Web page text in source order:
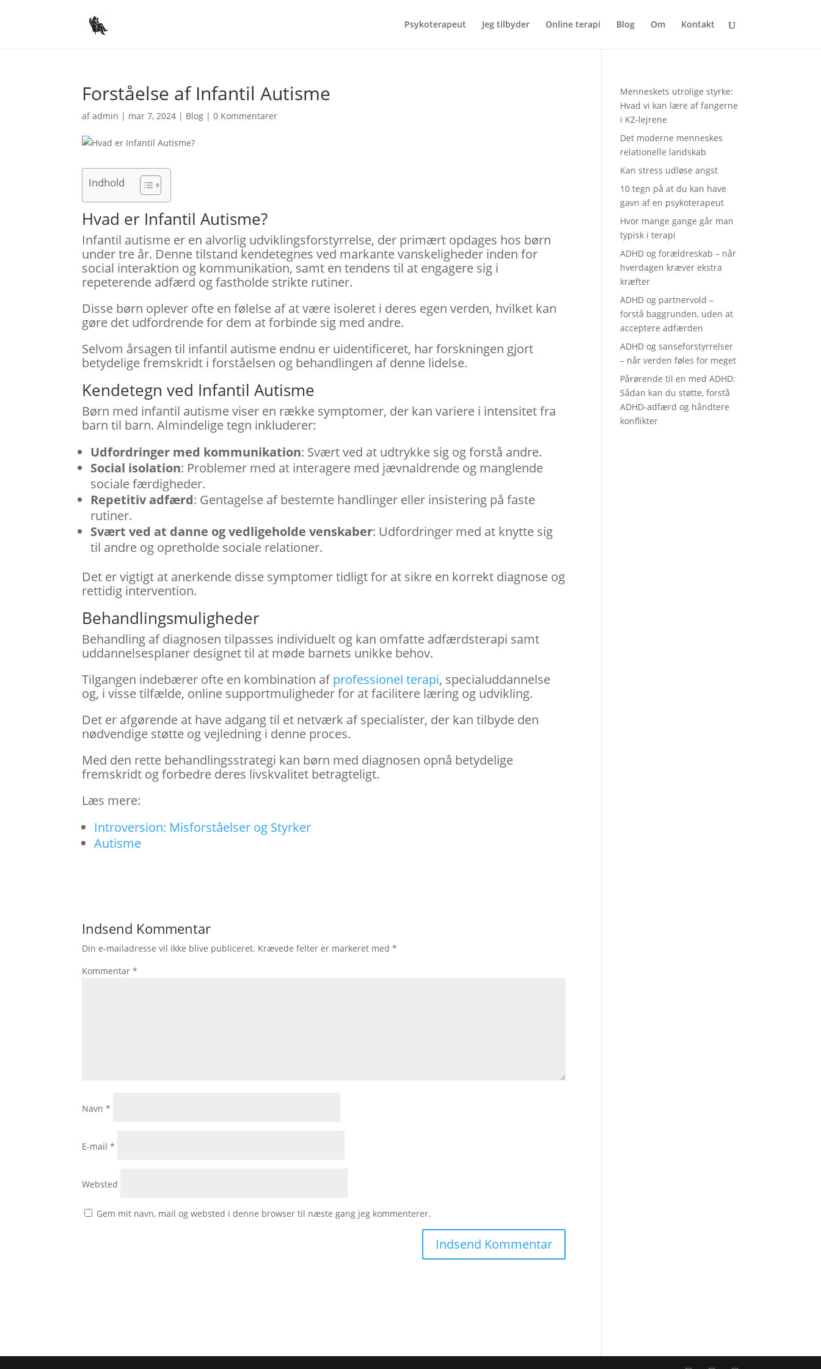
Psykoterapeut Jeg tilbyder Online terapi Blog Om Kontakt
Forståelse af Infantil Autisme
afadmin | mar 7, 2024 | Blog |0 Kommentarer
Indhold
Hvad er Infantil Autisme?
Infantil autisme er en alvorlig udviklingsforstyrrelse, der primært opdages hos børn
under tre år. Denne tilstand kendetegnes ved markante vanskeligheder inden for
social interaktion og kommunikation, samt en tendens til at engagere sig i
repeterende adfærd og fastholde strikte rutiner.
Disse børn oplever ofte en følelse af at være isoleret i deres egen verden, hvilket kan
gøre det udfordrende for dem at forbinde sig med andre.
Selvom årsagen til infantil autisme endnu er uidentificeret, har forskningen gjort
betydelige fremskridt i forståelsen og behandlingen af denne lidelse.
Kendetegn ved Infantil Autisme
Børn med infantil autisme viser en række symptomer, der kan variere i intensitet fra
barn til barn. Almindelige tegn inkluderer:
Udfordringer med kommunikation: Svært ved at udtrykke sig og forstå andre.
Social isolation: Problemer med at interagere med jævnaldrende og manglende
sociale færdigheder.
Repetitiv adfærd: Gentagelse af bestemte handlinger eller insistering på faste
rutiner.
Svært ved at danne og vedligeholde venskaber: Udfordringer med at knytte sig
til andre og opretholde sociale relationer.
Det er vigtigt at anerkende disse symptomer tidligt for at sikre en korrekt diagnose og
rettidig intervention.
Behandlingsmuligheder
Behandling af diagnosen tilpasses individuelt og kan omfatte adfærdsterapi samt
uddannelsesplaner designet til at møde barnets unikke behov.
Tilgangen indebærer ofte en kombination afprofessionel terapi, specialuddannelse
og, i visse tilfælde, online supportmuligheder for at facilitere læring og udvikling.
Det er afgørende at have adgang til et netværk af specialister, der kan tilbyde den
nødvendige støtte og vejledning i denne proces.
Med den rette behandlingsstrategi kan børn med diagnosen opnå betydelige
fremskridt og forbedre deres livskvalitet betragteligt.
Læs mere:
Introversion: Misforståelser og Styrker
Autisme
Indsend Kommentar
Din e-mailadresse vil ikke blive publiceret. Krævede felter er markeret med*
Kommentar*
Navn*
E-mail*
Websted
Gem mit navn, mail og websted i denne browser til næste gang jeg kommenterer.
Menneskets utrolige styrke:
Hvad vi kan lære af fangerne
i KZ-lejrene
Det moderne menneskes
relationelle landskab
Kan stress udløse angst
10 tegn på at du kan have
gavn af en psykoterapeut
Hvor mange gange går man
typisk i terapi
ADHD og forældreskab – når
hverdagen kræver ekstra
kræfter
ADHD og partnervold –
forstå baggrunden, uden at
acceptere adfærden
ADHD og sanseforstyrrelser
– når verden føles for meget
Pårørende til en med ADHD:
Sådan kan du støtte, forstå
ADHD-adfærd og håndtere
konflikter